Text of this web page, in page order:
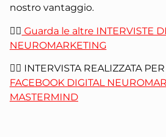
nostro vantaggio.
👉🏻 Guarda le altre INTERVISTE DI
NEUROMARKETING
👉🏻 INTERVISTA REALIZZATA
FACEBOOK DIGITAL
MASTERMIND